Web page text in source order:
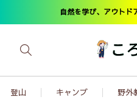
自然を学び、アウトド
登山 キャンプ 野外